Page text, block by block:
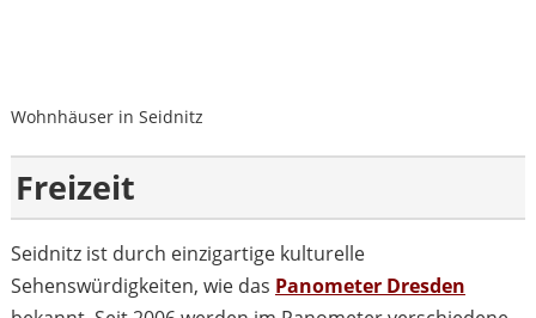
Wohnhäuser in Seidnitz
Freizeit
Seidnitz ist durch einzigartige kulturelle
Sehenswürdigkeiten, wie das Panometer Dresden